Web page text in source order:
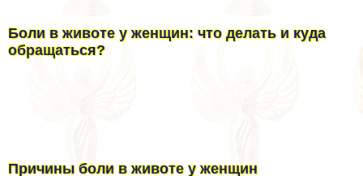
Боли в животе у женщин: что делать и куда
обращаться?
Причины боли в животе у женщин